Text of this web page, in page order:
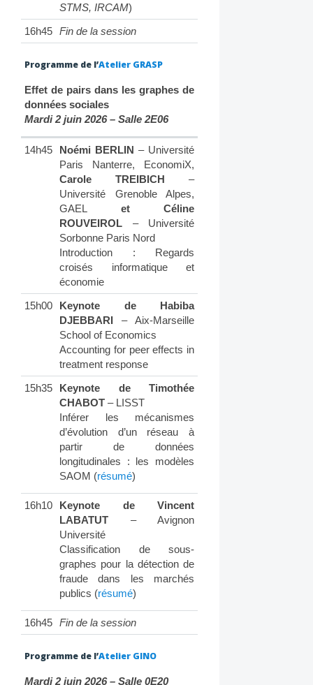
STMS, IRCAM)
16h45 Fin de la session
Programme de l’Atelier GRASP
Effet de pairs dans les graphes de
données sociales
Mardi 2 juin 2026 – Salle 2E06
14h45 Noémi BERLIN – Université
Paris Nanterre, EconomiX,
Carole TREIBICH –
Université Grenoble Alpes,
GAEL et Céline
ROUVEIROL– Université
Sorbonne Paris Nord
Introduction : Regards
croisés informatique et
économie
15h00
Keynote de Habiba
DJEBBARI– Aix-Marseille
School of Economics
Accounting for peer effects in
treatment response
15h35
Keynote de Timothée
CHABOT– LISST
Inférer les mécanismes
d’évolution d’un réseau à
partir de données
longitudinales : les modèles
SAOM (résumé)
16h10
Keynote de Vincent
LABATUT– Avignon
Université
Classification de sous-
graphes pour la détection de
fraude dans les marchés
publics (résumé)
16h45 Fin de la session
Programme de l’Atelier GINO
Mardi 2 juin 2026 – Salle 0E20